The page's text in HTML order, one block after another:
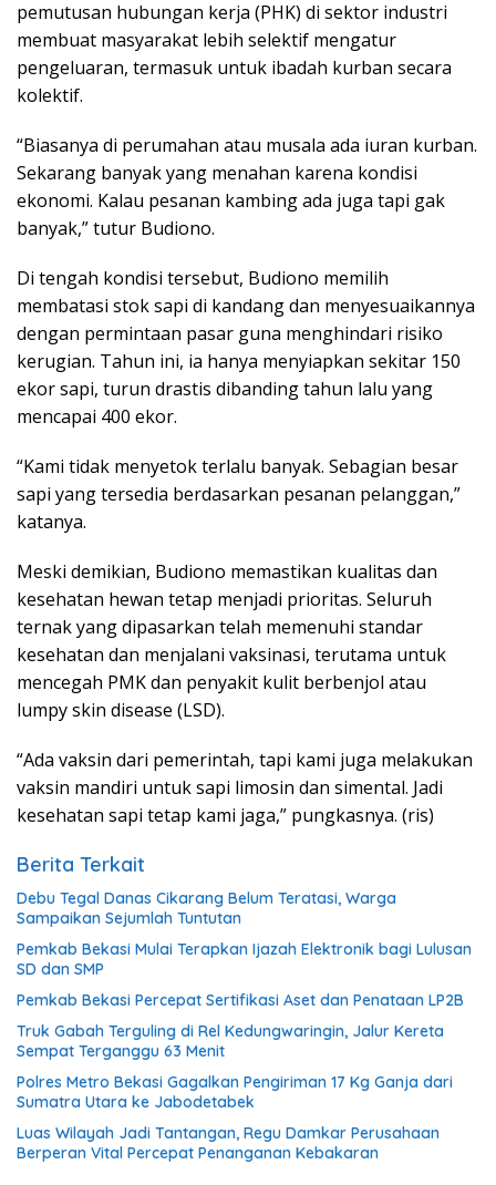
pemutusan hubungan kerja (PHK) di sektor industri
membuat masyarakat lebih selektif mengatur
pengeluaran, termasuk untuk ibadah kurban secara
kolektif.
“Biasanya di perumahan atau musala ada iuran kurban.
Sekarang banyak yang menahan karena kondisi
ekonomi. Kalau pesanan kambing ada juga tapi gak
banyak,” tutur Budiono.
Di tengah kondisi tersebut, Budiono memilih
membatasi stok sapi di kandang dan menyesuaikannya
dengan permintaan pasar guna menghindari risiko
kerugian. Tahun ini, ia hanya menyiapkan sekitar 150
ekor sapi, turun drastis dibanding tahun lalu yang
mencapai 400 ekor.
“Kami tidak menyetok terlalu banyak. Sebagian besar
sapi yang tersedia berdasarkan pesanan pelanggan,”
katanya.
Meski demikian, Budiono memastikan kualitas dan
kesehatan hewan tetap menjadi prioritas. Seluruh
ternak yang dipasarkan telah memenuhi standar
kesehatan dan menjalani vaksinasi, terutama untuk
mencegah PMK dan penyakit kulit berbenjol atau
lumpy skin disease (LSD).
“Ada vaksin dari pemerintah, tapi kami juga melakukan
vaksin mandiri untuk sapi limosin dan simental. Jadi
kesehatan sapi tetap kami jaga,” pungkasnya. (ris)
Berita Terkait
Debu Tegal Danas Cikarang Belum Teratasi, Warga
Sampaikan Sejumlah Tuntutan
Pemkab Bekasi Mulai Terapkan Ijazah Elektronik bagi Lulusan
SD dan SMP
Pemkab Bekasi Percepat Sertifikasi Aset dan Penataan LP2B
Truk Gabah Terguling di Rel Kedungwaringin, Jalur Kereta
Sempat Terganggu 63 Menit
Polres Metro Bekasi Gagalkan Pengiriman 17 Kg Ganja dari
Sumatra Utara ke Jabodetabek
Luas Wilayah Jadi Tantangan, Regu Damkar Perusahaan
Berperan Vital Percepat Penanganan Kebakaran